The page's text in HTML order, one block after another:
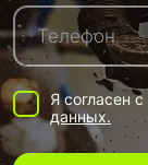
Я согласен с
данных.